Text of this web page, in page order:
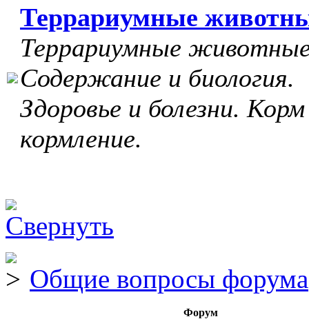
Террариумные
Террариумные
Содержание и биология.
Здоровье и болезни.
кормление.
Общие вопросы форума
Форум